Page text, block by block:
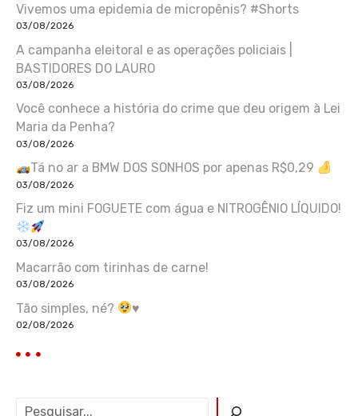
Vivemos uma epidemia de micropênis? #Shorts
03/08/2026
A campanha eleitoral e as operações policiais |
BASTIDORES DO LAURO
03/08/2026
Você conhece a história do crime que deu origem à Lei
Maria da Penha?
03/08/2026
Tá no ar a BMW DOS SONHOS por apenas R$0,29
03/08/2026
Fiz um mini FOGUETE com água e NITROGÊNIO LÍQUIDO!
03/08/2026
Macarrão com tirinhas de carne!
03/08/2026
Tão simples, né? ♥️
02/08/2026